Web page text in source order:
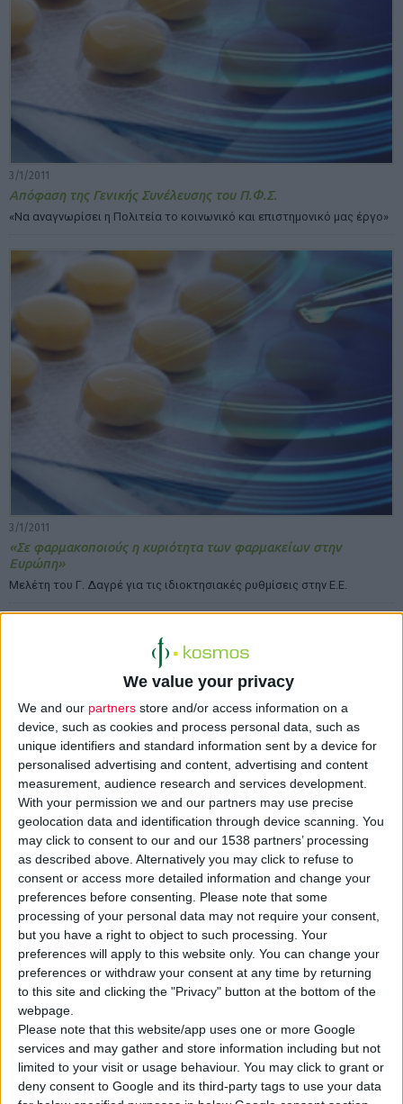
We value your privacy
We and our partners store and/or access information on a
device, such as cookies and process personal data, such as
unique identifiers and standard information sent by a device for
personalised advertising and content, advertising and content
measurement, audience research and services development.
With your permission we and our partners may use precise
geolocation data and identification through device scanning. You
may click to consent to our and our 1538 partners’ processing
as described above. Alternatively you may click to refuse to
consent or access more detailed information and change your
preferences before consenting.
Please note that some
processing of your personal data may not require your consent,
but you have a right to object to such processing. Your
preferences will apply to this website only. You can change your
preferences or withdraw your consent at any time by returning
to this site and clicking the "Privacy" button at the bottom of the
webpage.
Please note that this website/app uses one or more Google
services and may gather and store information including but not
limited to your visit or usage behaviour. You may click to grant or
deny consent to Google and its third-party tags to use your data
3/1/2011
Απόφαση της Γενικής Συνέλευσης του Π.Φ.Σ.
«Να αναγνωρίσει η Πολιτεία το κοινωνικό και επιστημονικό μας έργο»
3/1/2011
«Σε φαρμακοποιούς η κυριότητα των φαρμακείων στην
Ευρώπη»
Μελέτη του Γ. Δαγρέ για τις ιδιοκτησιακές ρυθμίσεις στην Ε.Ε.
3/1/2011
Σε ισχύ από την 1η Ιανουαρίου 2011 οι νέοι συντελεστές ΦΠΑ
Τι ισχύει για φάρμακα, παραφάρμακα και λοιπά προϊόντα φαρμακείου